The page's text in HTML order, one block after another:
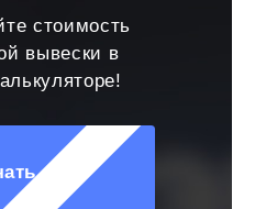
стоимость
вывески в